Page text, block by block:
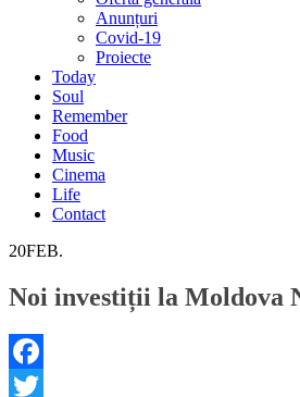
Anunțuri
Covid-19
Proiecte
Today
Soul
Remember
Food
Music
Cinema
Life
Contact
20FEB.
Noi investiții la Moldova
Facebook